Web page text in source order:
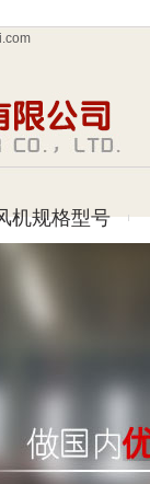
机规格型号